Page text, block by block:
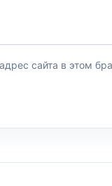
сайта в этом